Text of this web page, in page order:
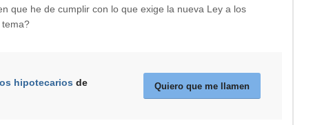
que he de cumplir con lo que exige la nueva Ley a los
tema?
hipotecarios de
Quiero que me llamen